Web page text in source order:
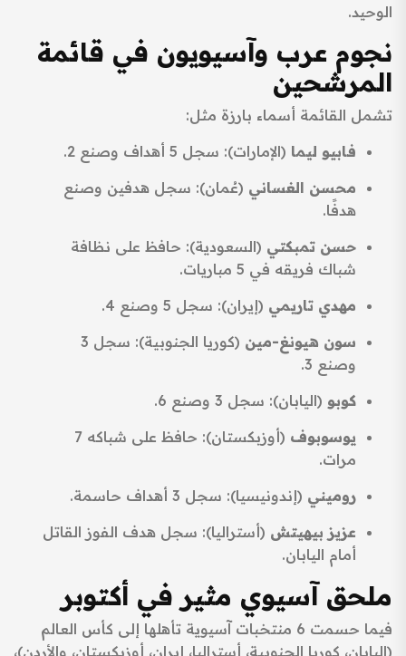
الوحيد.
نجوم عرب وآسيويون في قائمة
المرشحين
تشمل القائمة أسماء بارزة مثل:
فابيو ليما (الإمارات): سجل 5 أهداف وصنع 2.
محسن الغساني (عُمان): سجل هدفين وصنع
هدفًا.
حسن تمبكتي (السعودية): حافظ على نظافة
شباك فريقه في 5 مباريات.
مهدي تاريمي (إيران): سجل 5 وصنع 4.
سون هيونغ-مين
(كوريا الجنوبية): سجل 3
وصنع 3.
كوبو (اليابان): سجل 3 وصنع 6.
يوسوبوف
(أوزبكستان): حافظ على شباكه 7
مرات.
روميني (إندونيسيا): سجل 3 أهداف حاسمة.
عزيز بيهيتش (أستراليا): سجل هدف الفوز القاتل
أمام اليابان.
ملحق آسيوي مثير في أكتوبر
فيما حسمت 6 منتخبات آسيوية تأهلها إلى كأس العالم
(اليابان، كوريا الجنوبية، أستراليا، إيران، أوزبكستان، والأردن)،